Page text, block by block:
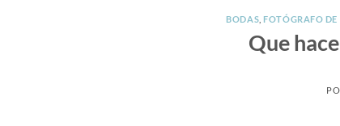
BODAS ,FOTÓGRAFO
Que